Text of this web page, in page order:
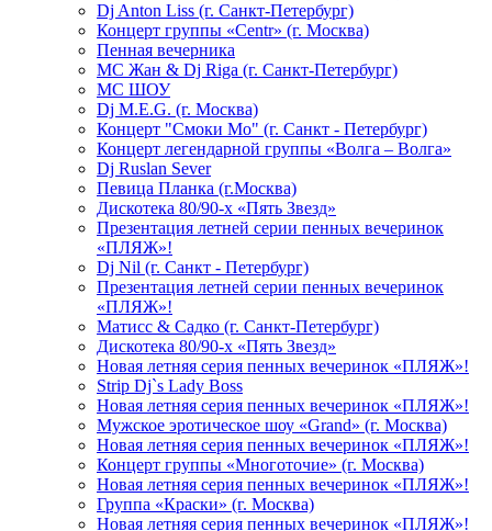
Dj Anton Liss (г. Санкт-Петербург)
Концерт группы «Centr» (г. Москва)
Пенная вечерника
МС Жан & Dj Riga (г. Санкт-Петербург)
МС ШОУ
Dj M.E.G. (г. Москва)
Концерт "Смоки Мо" (г. Санкт - Петербург)
Концерт легендарной группы «Волга – Волга»
Dj Ruslan Sever
Певица Планка (г.Москва)
Дискотека 80/90-х «Пять Звезд»
Презентация летней серии пенных вечеринок
«ПЛЯЖ»!
Dj Nil (г. Санкт - Петербург)
Презентация летней серии пенных вечеринок
«ПЛЯЖ»!
Матисс & Садко (г. Санкт-Петербург)
Дискотека 80/90-х «Пять Звезд»
Новая летняя серия пенных вечеринок «ПЛЯЖ»!
Strip Dj`s Lady Boss
Новая летняя серия пенных вечеринок «ПЛЯЖ»!
Мужское эротическое шоу «Grand» (г. Москва)
Новая летняя серия пенных вечеринок «ПЛЯЖ»!
Концерт группы «Многоточие» (г. Москва)
Новая летняя серия пенных вечеринок «ПЛЯЖ»!
Группа «Краски» (г. Москва)
Новая летняя серия пенных вечеринок «ПЛЯЖ»!